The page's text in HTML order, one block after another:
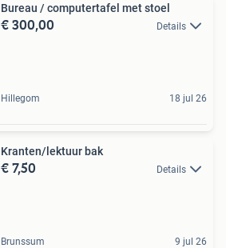
Bureau / computertafel met stoel
€ 300,00 Details
Hillegom 18 jul 26
Kranten/lektuur bak
€ 7,50 Details
Brunssum 9 jul 26